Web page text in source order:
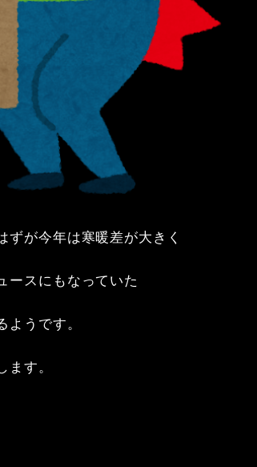
ずが今年は寒暖差が大きく
ースにもなっていた
ようです。
ます。